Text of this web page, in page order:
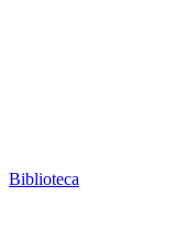
Biblioteca